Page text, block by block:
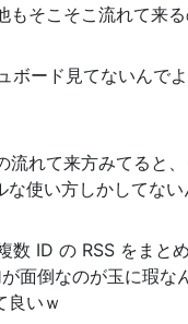
そこそこ流れて来
ボード見てないんで
流れて来方みてると
な使い方しかしてな
数 ID の RSS をまと
面倒なのが玉に瑕な
良いｗ